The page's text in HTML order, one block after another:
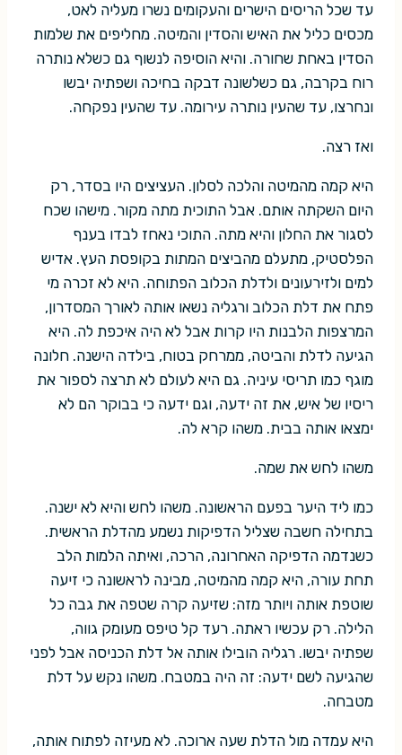
עד שכל הריסים הישרים והעקומים נשרו מעליה לאט,
מכסים כליל את האיש והסדין והמיטה. מחליפים את שלמות
הסדין באחת שחורה. והיא הוסיפה לנשוף גם כשלא נותרה
רוח בקרבה, גם כשלשונה דבקה בחיכה ושפתיה יבשו
ונחרצו, עד שהעין נותרה עירומה. עד שהעין נפקחה.
ואז רצה.
היא קמה מהמיטה והלכה לסלון. העציצים היו בסדר, רק
היום השקתה אותם. אבל התוכית מתה מקור. מישהו שכח
לסגור את החלון והיא מתה. התוכי נאחז לבדו בענף
הפלסטיק, מתעלם מהביצים המתות בקופסת העץ. אדיש
למים ולזירעונים ולדלת הכלוב הפתוחה. היא לא זכרה מי
פתח את דלת הכלוב ורגליה נשאו אותה לאורך המסדרון,
המרצפות הלבנות היו קרות אבל לא היה איכפת לה. היא
הגיעה לדלת והביטה, ממרחק בטוח, בילדה הישנה. חלונה
מוגף כמו תריסי עיניה. גם היא לעולם לא תרצה לספור את
ריסיו של איש, את זה ידעה, וגם ידעה כי בבוקר הם לא
ימצאו אותה בבית. משהו קרא לה.
משהו לחש את שמה.
כמו ליד היער בפעם הראשונה. משהו לחש והיא לא ישנה.
בתחילה חשבה שצליל הדפיקות נשמע מהדלת הראשית.
כשנדמה הדפיקה האחרונה, הרכה, ואיתה הלמות הלב
תחת עורה, היא קמה מהמיטה, מבינה לראשונה כי זיעה
שוטפת אותה ויותר מזה: שזיעה קרה שטפה את גבה כל
הלילה. רק עכשיו ראתה. רעד קל טיפס מעומק גווה,
שפתיה יבשו. רגליה הובילו אותה אל דלת הכניסה אבל לפני
שהגיעה לשם ידעה: זה היה במטבח. משהו נקש על דלת
מטבחה.
היא עמדה מול הדלת שעה ארוכה. לא מעיזה לפתוח אותה,